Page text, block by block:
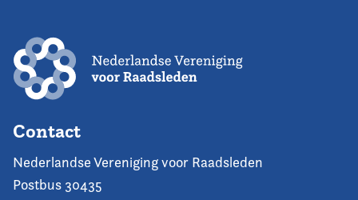
Contact
Nederlandse Vereniging voor Raadsleden
Postbus 30435